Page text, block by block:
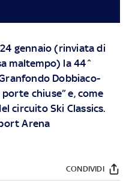
gennaio (rinviata di
maltempo) la 44^
Dobbiaco-
chiuse” e, come
circuito Ski Classics.
Arena
CONDIVIDI